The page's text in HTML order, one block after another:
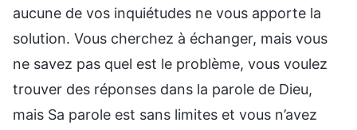
aucune de vos inquiétudes ne vous apporte la
solution. Vous cherchez à échanger, mais vous
ne savez pas quel est le problème, vous voulez
trouver des réponses dans la parole de Dieu,
mais Sa parole est sans limites et vous n’avez